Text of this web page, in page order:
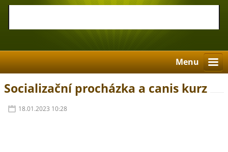
Menu
Socializační procházka a canis kurz
18.01.2023 10:28